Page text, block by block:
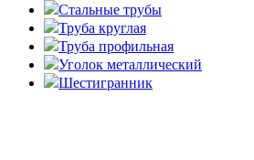
Стальные трубы
Труба круглая
Труба профильная
Уголок металлический
Шестигранник